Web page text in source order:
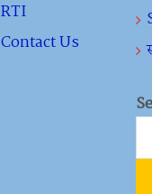
RTI
Contact Us